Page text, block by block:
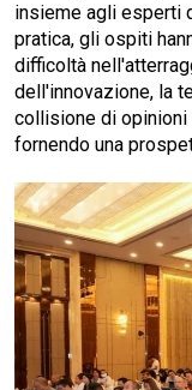
insieme agli esperti
pratica, gli ospiti
difficoltà
dell'innovazione, la
collisione di
fornendo una